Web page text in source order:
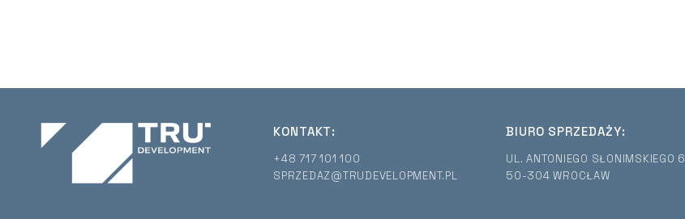
KONTAKT:
+48 717 101 100
SPRZEDAZ@TRUDEVELOPMENT.PL
BIURO SPRZEDAŻY:
UL. ANTONIEGO SŁONIMSKIEGO 6
50-304 WROCŁAW